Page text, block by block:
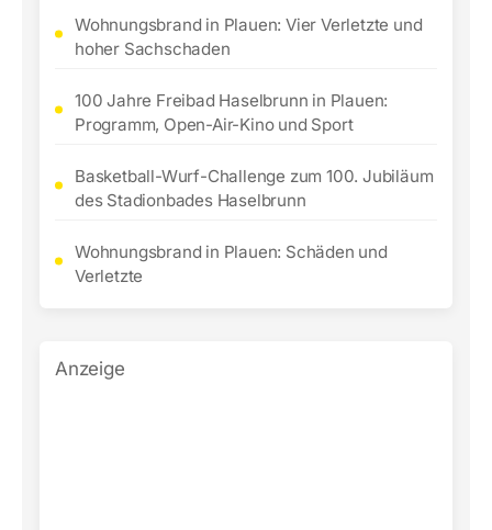
Wohnungsbrand in Plauen: Vier Verletzte und
hoher Sachschaden
100 Jahre Freibad Haselbrunn in Plauen:
Programm, Open-Air-Kino und Sport
Basketball-Wurf-Challenge zum 100. Jubiläum
des Stadionbades Haselbrunn
Wohnungsbrand in Plauen: Schäden und
Verletzte
Anzeige